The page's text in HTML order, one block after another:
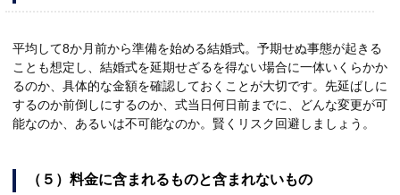
平均して8か月前から準備を始める結婚式。予期せぬ事態が起きる
ことも想定し、結婚式を延期せざるを得ない場合に一体いくらかか
るのか、具体的な金額を確認しておくことが大切です。先延ばしに
するのか前倒しにするのか、式当日何日前までに、どんな変更が可
能なのか、あるいは不可能なのか。賢くリスク回避しましょう。
（５）料金に含まれるものと含まれないもの